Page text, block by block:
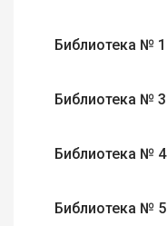
Библиотека № 1
Библиотека № 3
Библиотека № 4
Библиотека № 5